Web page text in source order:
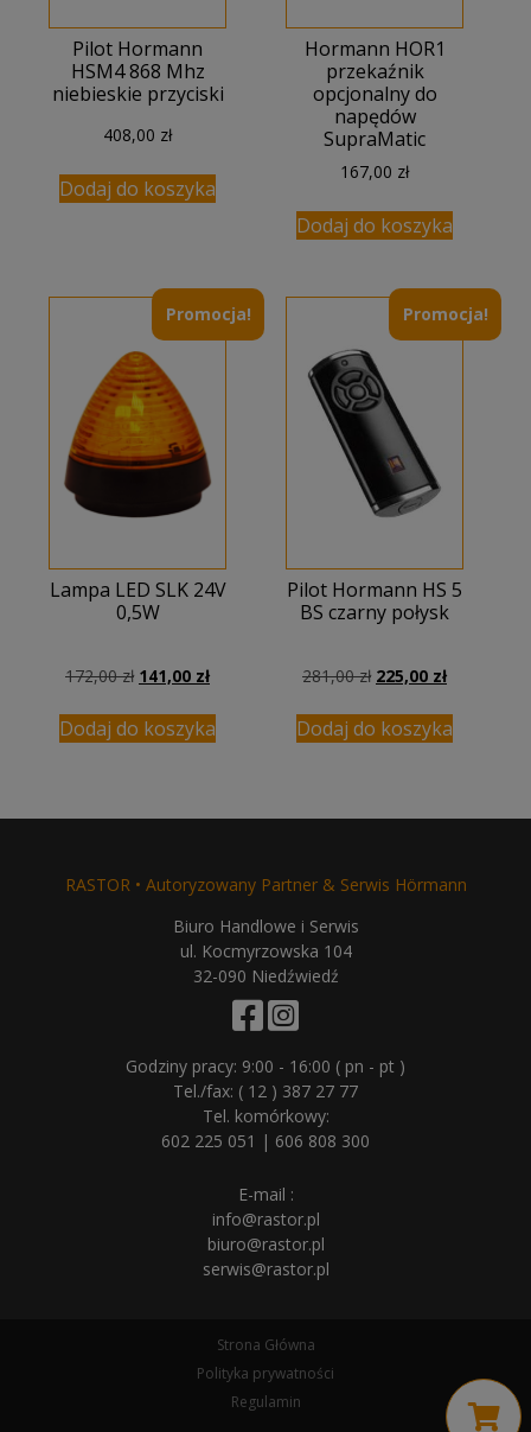
Pilot Hormann
HSM4 868 Mhz
niebieskie przyciski
408,00 zł
Dodaj do koszyka
Hormann HOR1
przekaźnik
opcjonalny do
napędów
SupraMatic
167,00 zł
Dodaj do koszyka
Promocja!
Lampa LED SLK 24V
0,5W
172,00zł Pierwotna
wynosiła:
172,00 zł.
141,00 złAktualna
wynosi:
141,00 zł.
Dodaj do koszyka
Promocja!
Pilot Hormann HS 5
BS czarny połysk
281,00zł Pierwotna
wynosiła:
281,00 zł.
225,00 złAktualna
wynosi:
225,00 zł.
Dodaj do koszyka
RASTOR • Autoryzowany Partner & Serwis Hörmann
Biuro Handlowe i Serwis
ul. Kocmyrzowska 104
32-090 Niedźwiedź
Godziny pracy: 9:00 - 16:00 ( pn - pt )
Tel./fax: ( 12 ) 387 27 77
Tel. komórkowy:
602 225 051 | 606 808 300
E-mail :
info@rastor.pl
biuro@rastor.pl
serwis@rastor.pl
Strona Główna
Polityka prywatności
Regulamin